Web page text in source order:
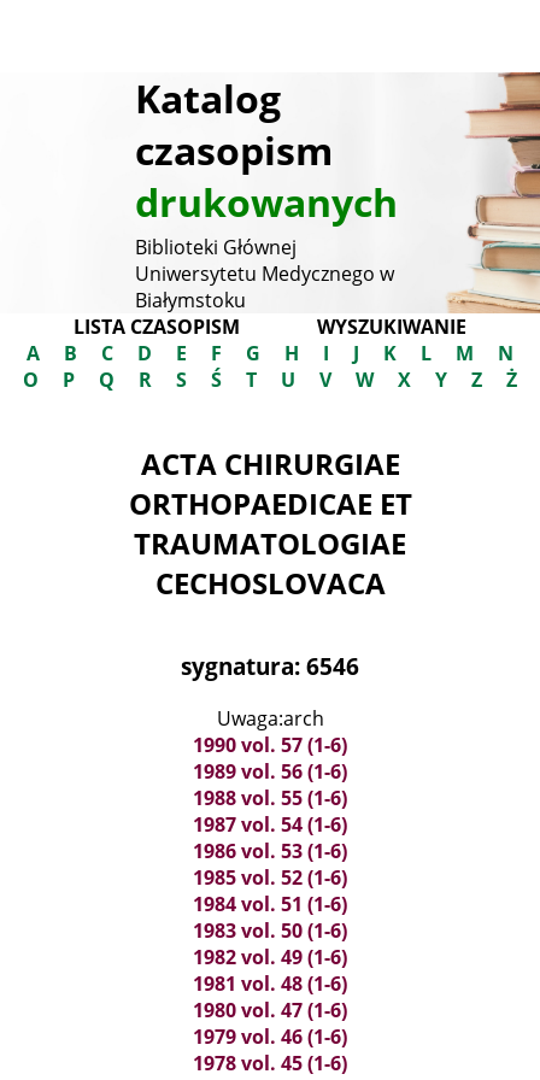
Katalog
czasopism
drukowanych
Biblioteki Głównej
Uniwersytetu Medycznego w
Białymstoku
LISTA CZASOPISM
WYSZUKIWANIE
A
B C D E F G H I J K L M
N
O
P Q R S Ś T U V W X Y Z Ż
ACTA CHIRURGIAE
ORTHOPAEDICAE ET
TRAUMATOLOGIAE
CECHOSLOVACA
sygnatura: 6546
Uwaga:arch
1990 vol. 57 (1-6)
1989 vol. 56 (1-6)
1988 vol. 55 (1-6)
1987 vol. 54 (1-6)
1986 vol. 53 (1-6)
1985 vol. 52 (1-6)
1984 vol. 51 (1-6)
1983 vol. 50 (1-6)
1982 vol. 49 (1-6)
1981 vol. 48 (1-6)
1980 vol. 47 (1-6)
1979 vol. 46 (1-6)
1978 vol. 45 (1-6)